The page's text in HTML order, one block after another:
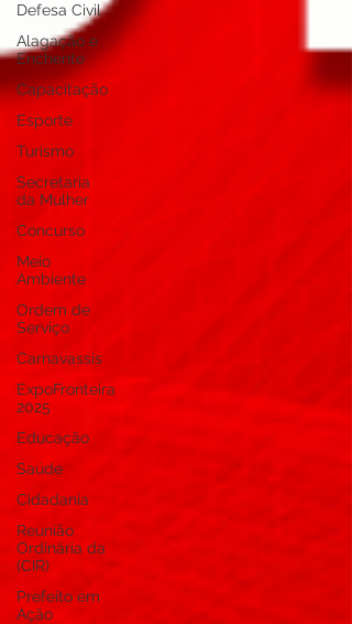
Defesa Civil
Alagação e
Enchente
Capacitação
Esporte
Turismo
Secretaria
da Mulher
Concurso
Meio
Ambiente
Ordem de
Serviço
Carnavassis
ExpoFronteira
2025
Educação
Saúde
Cidadania
Reunião
Ordinária da
(CIR)
Prefeito em
Ação